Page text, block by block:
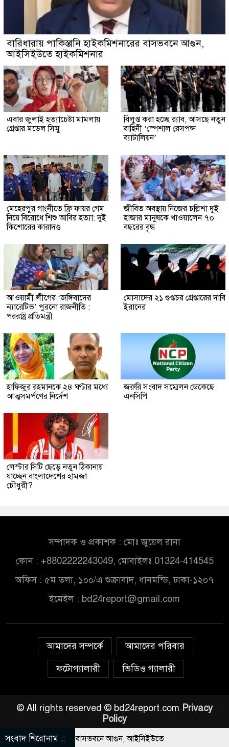
বারিধারায় পাকিস্তানি হাইকমিশনারের বাসভবনে আগুন,
আইসিইউতে হাইকমিশনার
এবার জুলাই হত্যাচেষ্টা মামলায়
গ্রেপ্তার মডেল সিমু
বিলুপ্ত করা হচ্ছে র‍্যাব, আসছে নতুন
বাহিনী ‘স্পেশাল রেসপন্স
ব্যাটালিয়ন’
মেহেরপুর গাংনীতে ফ্রি ফায়র গেম
নিয়ে বিরোধে শিশু আবির হত্যা: দুই
কিশোরের কারাদণ্ড
জীবিত অবস্থায় নিজের চল্লিশা দুই
হাজার মানুষকে খাওয়ালেন ৭০
বছরের বৃদ্ধ
আওয়ামী লীগের ‘জঙ্গিবাদের
ন্যারেটিভ’ পুরনো রাজনীতি :
পররাষ্ট্র প্রতিমন্ত্রী
মোসাদের ২১ গুপ্তচর গ্রেপ্তারের দাবি
ইরানের
হাফিজুর রহমানকে ২৪ ঘণ্টার মধ্যে
আত্মসমর্পণের নির্দেশ
জরুরি সংবাদ সম্মেলন ডেকেছে
এনসিপি
লেস্টার সিটি ছেড়ে নতুন ঠিকানায়
যাচ্ছেন বাংলাদেশের হামজা
চৌধুরী?
সম্পাদক ও প্রকাশক : মোঃ জুয়েল রানা
ফোন : +8802222243049, মোবাইলঃ 01324-414545
অফিস : ৫ম তলা, ১০০/এ শুক্রাবাদ, ধানমন্ডি, ঢাকা-১২০৭
ইমেইল : bd24report@gmail.com
আমাদের সম্পর্কে
আমাদের পরিবার
ফটোগ্যালারী
ভিডিও গ্যালারী
© All rights reserved © bd24report.com Privacy
Policy
সংবাদ শিরোনাম ::
হাইকমিশনারের বাসভবনে আগুন, আইসিইউতে